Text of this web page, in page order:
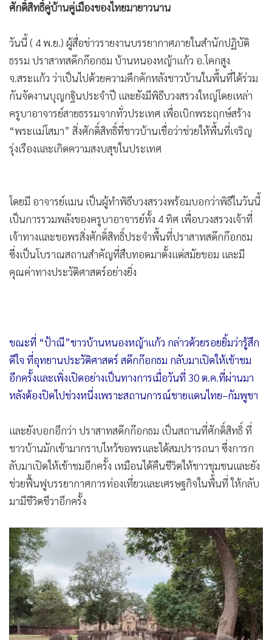
• เศรษฐกิจ-ธุรกิจ
จีน
• ชุมชน-คุณภาพชีวิต
• อาชญากรรม
•
Motoring
• วิทยาศาสตร์
• SMEs
• กองทุนรวม
• Celeb Online
• Factcheck
• ญี่ปุ่น
• News1
ศักดิ์สิทธิ์คู่บ้านคู่เมืองของไทยมายาวนาน
วันนี้ ( 4 พ.ย.) ผู้สื่อข่าวรายงานบรรยากาศภายในสำนักปฏิบัติ
ธรรม ปราสาทสด๊กก๊อกธม บ้านหนองหญ้าแก้ว อ.โคกสูง
จ.สระแก้ว ว่าเป็นไปด้วยความคึกคักหลังชาวบ้านในพื้นที่ได้ร่วม
กันจัดงานบุญกฐินประจำปี และยังมีพิธีบวงสรวงใหญ่โดยเหล่า
ครูบาอาจารย์สายธรรมจากทั่วประเทศ เพื่อเบิกพระฤกษ์สร้าง
“พระแม่โสมา” สิ่งศักดิ์สิทธิ์ที่ชาวบ้านเชื่อว่าช่วยให้พื้นที่เจริญ
รุ่งเรืองและเกิดความสงบสุขในประเทศ
โดยมี อาจารย์แมน เป็นผู้ทำพิธีบวงสรวงพร้อมบอกว่าพิธีในวันนี้
เป็นการรวมพลังของครูบาอาจารย์ทั้ง 4 ทิศ เพื่อบวงสรวงเจ้าที่
เจ้าทางและขอพรสิ่งศักดิ์สิทธิ์ประจำพื้นที่ปราสาทสด๊กก๊อกธม
ซึ่งเป็นโบราณสถานสำคัญที่สืบทอดมาตั้งแต่สมัยขอม และมี
คุณค่าทางประวัติศาสตร์อย่างยิ่ง
ขณะที่ “ป้าณี”ชาวบ้านหนองหญ้าแก้ว กล่าวด้วยรอยยิ้มว่ารู้สึก
ดีใจ ที่อุทยานประวัติศาสตร์ สด๊กก๊อกธม กลับมาเปิดให้เข้าชม
อีกครั้งและเพิ่งเปิดอย่างเป็นทางการเมื่อวันที่ 30 ต.ค.ที่ผ่านมา
หลังต้องปิดไปช่วงหนึ่งเพราะสถานการณ์ชายแดนไทย–กัมพูชา
และยังบอกอีกว่า ปราสาทสด๊กก๊อกธม เป็นสถานที่ศักดิ์สิทธิ์ ที่
ชาวบ้านมักเข้ามากราบไหว้ขอพรและได้สมปรารถนา ซึ่งการก
ลับมาเปิดให้เข้าชมอีกครั้ง เหมือนได้คืนชีวิตให้ชาวชุมชนและยัง
ช่วยฟื้นฟูบรรยากาศการท่องเที่ยวและเศรษฐกิจในพื้นที่ ให้กลับ
มามีชีวิตชีวาอีกครั้ง